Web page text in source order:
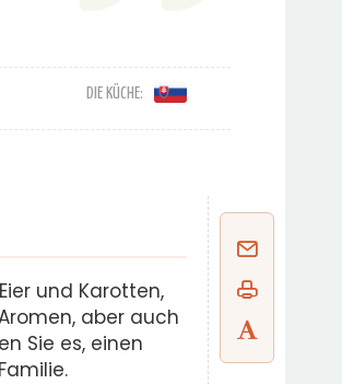
DIE KÜCHE:
und Karotten,
aber auch
Sie es, einen